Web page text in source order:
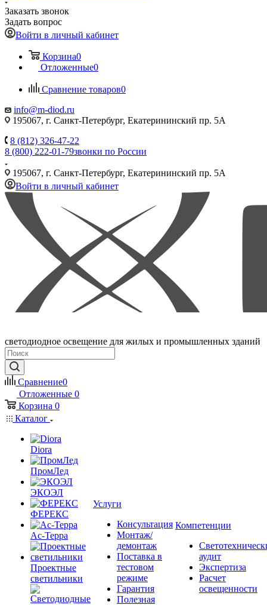
Заказать звонок
Задать вопрос
Войти в личный кабинет
Корзина0
Отложенные0
Сравнение товаров0
info@m-diod.ru
195067, г. Санкт-Петербург, Екатерининский пр. 5А
8 (812) 326-47-22
8 (800) 222-01-79звонки по России
195067, г. Санкт-Петербург, Екатерининский пр. 5А
Войти в личный кабинет
светодиодное освещение для жилых и промышленных зданий
Сравнение0
Отложенные 0
Корзина 0
Каталог
Diora
ПромЛед
ЭКОЭЛ
ФЕРЕКС
Ас-Терра
Проектные
светильники
Услуги
Консультация
Монтаж/
демонтаж
Поставка в
тестовом
режиме
Гарантия
Полезная
Компетенции
аудит
Экспертиза
Расчет
освещенности